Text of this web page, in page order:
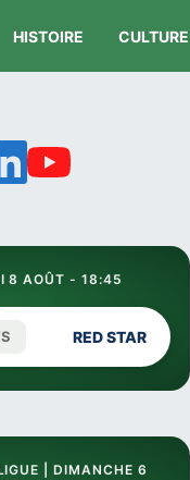
HISTOIRE CULTURE
8 AOÛT - 18:45
RED STAR
| DIMANCHE 6